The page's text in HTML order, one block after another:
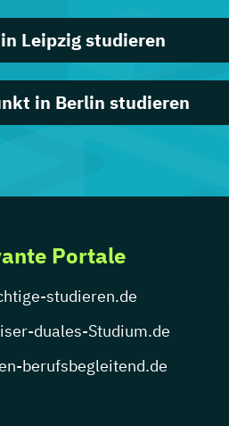
Leipzig studieren
in Berlin studieren
Portale
studieren.de
duales-Studium.de
berufsbegleitend.de